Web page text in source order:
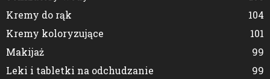
Kremy do rąk
104
Kremy koloryzujące
101
Makijaż
99
Leki i tabletki na odchudzanie
99